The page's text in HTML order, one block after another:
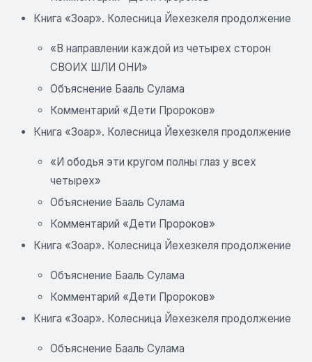
Книга «Зоар». Колесница Йехезкеля продолжение
«В направлении каждой из четырех сторон
СВОИХ ШЛИ ОНИ»
Объяснение Бааль Сулама
Комментарий «Дети Пророков»
Книга «Зоар». Колесница Йехезкеля продолжение
«И ободья эти кругом полны глаз у всех
четырех»
Объяснение Бааль Сулама
Комментарий «Дети Пророков»
Книга «Зоар». Колесница Йехезкеля продолжение
Объяснение Бааль Сулама
Комментарий «Дети Пророков»
Книга «Зоар». Колесница Йехезкеля продолжение
Объяснение Бааль Сулама